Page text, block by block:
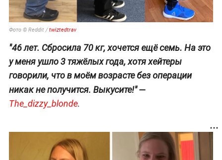
Фото © Reddit /twiztedtrav
"46 лет. Сбросила 70 кг, хочется ещё семь. На это
у меня ушло 3 тяжёлых года, хотя хейтеры
говорили, что в моём возрасте без операции
никак не получится. Выкусите!"—
The_dizzy_blonde.